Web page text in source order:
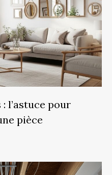
l’astuce pour
pièce